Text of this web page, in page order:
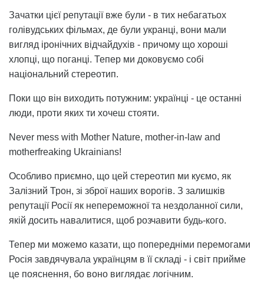
Зачатки цієї репутації вже були - в тих небагатьох
голівудських фільмах, де були укранці, вони мали
вигляд іронічних відчайдухів - причому що хороші
хлопці, що поганці. Тепер ми доковуємо собі
національний стереотип.
Поки що він виходить потужним: українці - це останні
люди, проти яких ти хочеш стояти.
Never mess with Mother Nature, mother-in-law and
motherfreaking Ukrainians!
Особливо приємно, що цей стереотип ми куємо, як
Залізний Трон, зі зброї наших ворогів. З залишків
репутації Росії як непереможної та нездоланної сили,
якій досить навалитися, щоб розчавити будь-кого.
Тепер ми можемо казати, що попередніми перемогами
Росія завдячувала українцям в її складі - і світ прийме
це пояснення, бо воно виглядає логічним.